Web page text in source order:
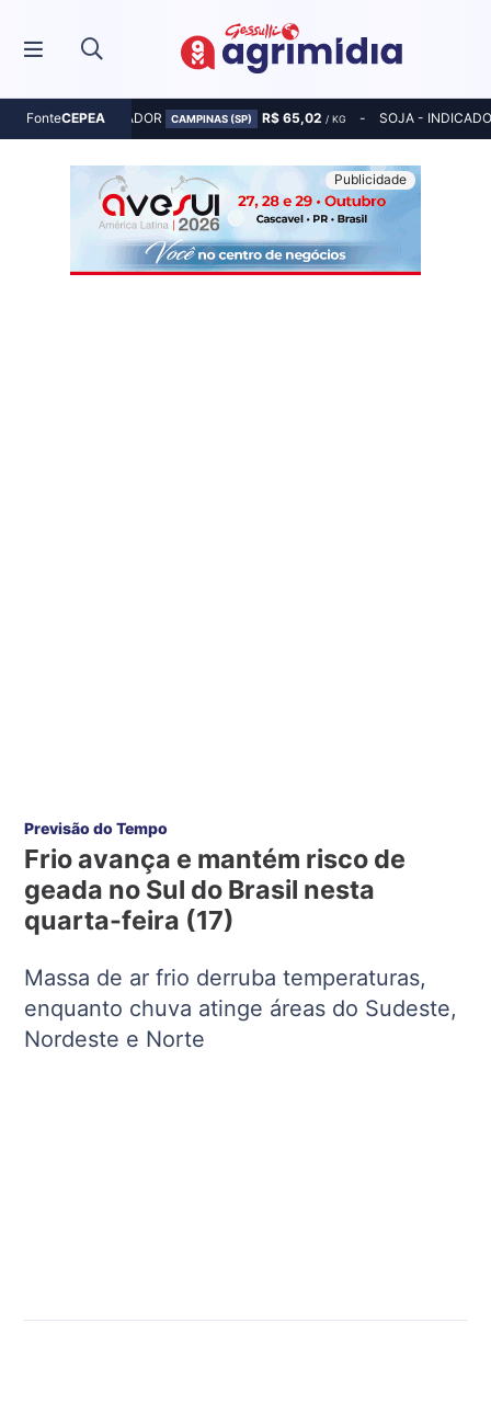
FonteCEPEA
MILHO - INDICADOR CAMPINAS (SP) R$ 65,02 / KG SOJA -
Previsão do Tempo
Frio avança e mantém risco de
geada no Sul do Brasil nesta
quarta-feira (17)
Massa de ar frio derruba temperaturas,
enquanto chuva atinge áreas do Sudeste,
Nordeste e Norte